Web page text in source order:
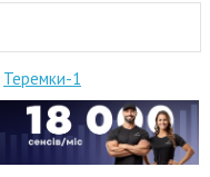
Теремки-1